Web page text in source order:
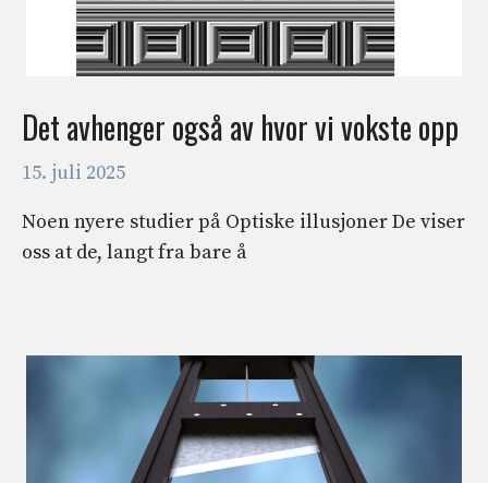
Det avhenger også av hvor vi vokste opp
15. juli 2025
Noen nyere studier på Optiske illusjoner De viser
oss at de, langt fra bare å